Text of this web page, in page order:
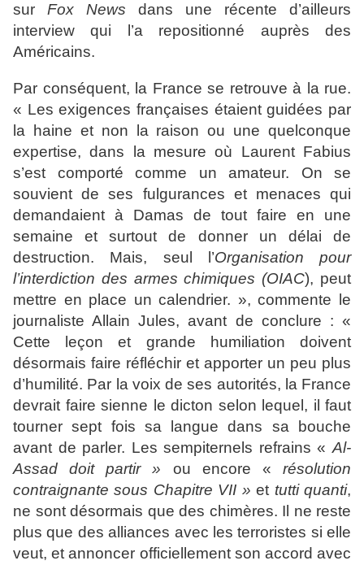
sur Fox News dans une récente d’ailleurs
interview qui l’a repositionné auprès des
Américains.
Par conséquent, la France se retrouve à la rue.
« Les exigences françaises étaient guidées par
la haine et non la raison ou une quelconque
expertise, dans la mesure où Laurent Fabius
s’est comporté comme un amateur. On se
souvient de ses fulgurances et menaces qui
demandaient à Damas de tout faire en une
semaine et surtout de donner un délai de
destruction. Mais, seul l’Organisation pour
l’interdiction des armes chimiques (OIAC), peut
mettre en place un calendrier. », commente le
journaliste Allain Jules, avant de conclure : «
Cette leçon et grande humiliation doivent
désormais faire réfléchir et apporter un peu plus
d’humilité. Par la voix de ses autorités, la France
devrait faire sienne le dicton selon lequel, il faut
tourner sept fois sa langue dans sa bouche
avant de parler. Les sempiternels refrains « Al-
Assad doit partir » ou encore «résolution
contraignante sous Chapitre VII » et tutti quanti,
ne sont désormais que des chimères. Il ne reste
plus que des alliances avec les terroristes si elle
veut, et annoncer officiellement son accord avec